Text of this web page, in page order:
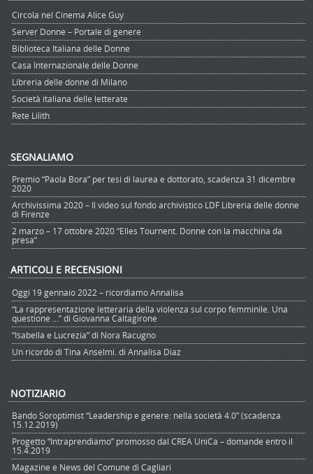
Circola nel Cinema Alice Guy
Server Donne – Portale di genere
Biblioteca Italiana delle Donne
Casa Internazionale delle Donne
Libreria delle donne di Milano
Società italiana delle letterate
Rete Lilith
SEGNALIAMO
Premio “Paola Bora” per tesi di laurea e dottorato, scadenza 31 dicembre
2020
Archivissima 2020 – Il video sul fondo archivistico LDF Libreria delle donne
di Firenze
2 marzo – 17 ottobre 2020 “Elles Tournent. Donne con la macchina da
presa”
ARTICOLI E RECENSIONI
Oggi 19 gennaio 2022 – ricordiamo Annalisa
“La rappresentazione letteraria della violenza sul corpo femminile. Una
questione …” di Giovanna Caltagirone
“Isabella e Lucrezia” di Nora Racugno
Un ricordo di Tina Anselmi. di Annalisa Diaz
NOTIZIARIO
Bando Soroptimist “Leadership e genere: nella società 4.0” (scadenza
15.12.2019)
Progetto “Intraprendiamo” promosso dal CREA UniCa – domande entro il
15.4.2019
Magazine e News del Comune di Cagliari